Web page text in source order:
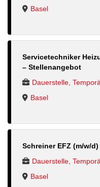
Basel
Servicetechniker
– Stellenangebot
Dauerstelle,
Basel
Schreiner EFZ (m/w/
Dauerstelle,
Basel